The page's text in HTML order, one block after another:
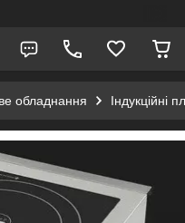
обладнання Індукційні